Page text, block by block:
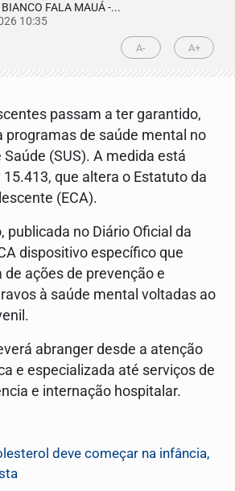
FALA MAUÁ -...
10:35
A- A+
passam a ter garantido,
programas de saúde mental no
(SUS). A medida está
15.413, que altera o Estatuto da
(ECA).
publicada no Diário Oficial da
dispositivo específico que
ações de prevenção e
à saúde mental voltadas ao
abranger desde a atenção
e especializada até serviços de
e internação hospitalar.
deve começar na infância,